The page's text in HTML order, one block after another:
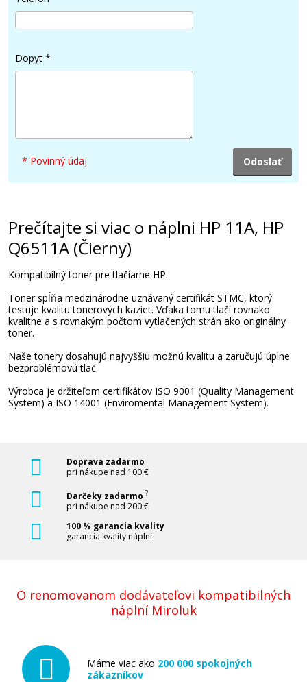
Dopyt *
* Povinný údaj
Prečítajte si viac o náplni HP 11A, HP
Q6511A (Čierny)
Kompatibilný toner pre tlačiarne HP.
Toner spĺňa medzinárodne uznávaný certifikát STMC, ktorý
testuje kvalitu tonerových kaziet. Vďaka tomu tlačí rovnako
kvalitne a s rovnakým počtom vytlačených strán ako originálny
toner.
Naše tonery dosahujú najvyššiu možnú kvalitu a zaručujú úplne
bezproblémovú tlač.
Výrobca je držiteľom certifikátov ISO 9001 (Quality Management
System) a ISO 14001 (Enviromental Management System).
Doprava zadarmo
pri nákupe nad 100 €
Darčeky zadarmo ?
pri nákupe nad 200 €
100 % garancia kvality
garancia kvality náplní
O renomovanom dodávateľovi kompatibilných
náplní Miroluk
Máme viac ako 200 000 spokojných
zákazníkov